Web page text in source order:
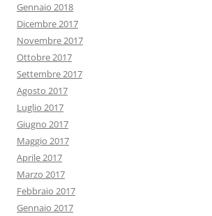
Gennaio 2018
Dicembre 2017
Novembre 2017
Ottobre 2017
Settembre 2017
Agosto 2017
Luglio 2017
Giugno 2017
Maggio 2017
Aprile 2017
Marzo 2017
Febbraio 2017
Gennaio 2017